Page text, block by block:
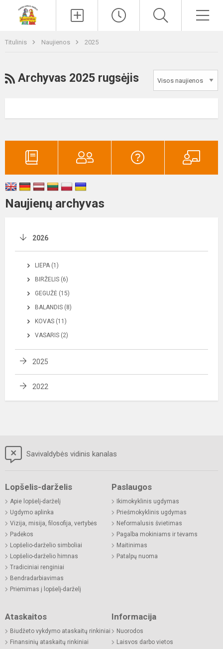
Titulinis Naujienos 2025
RSS
Archyvas 2025 rugsėjis
Naujienų archyvas
2026
LIEPA (1)
BIRŽELIS (6)
GEGUŽĖ (15)
BALANDIS (8)
KOVAS (11)
VASARIS (2)
2025
2022
Savivaldybės vidinis kanalas
Lopšelis-darželis
Apie lopšelį-darželį
Ugdymo aplinka
Vizija, misija, filosofija, vertybės
Padėkos
Lopšelio-darželio simboliai
Lopšelio-darželio himnas
Tradiciniai renginiai
Bendradarbiavimas
Priėmimas į lopšelį-darželį
Paslaugos
Ikimokyklinis ugdymas
Priešmokyklinis ugdymas
Neformalusis švietimas
Pagalba mokiniams ir tėvams
Maitinimas
Patalpų nuoma
Ataskaitos
Biudžeto vykdymo ataskaitų rinkiniai
Finansinių ataskaitų rinkiniai
Informacija
Nuorodos
Laisvos darbo vietos